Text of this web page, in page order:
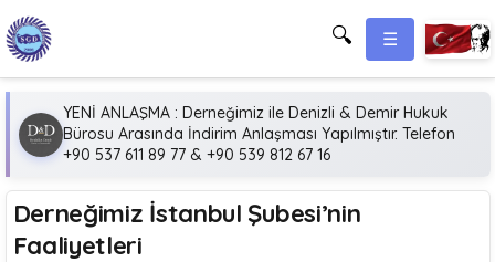
🔍 ☰
YENİ ANLAŞMA : Derneğimiz ile Denizli & Demir Hukuk
Bürosu Arasında İndirim Anlaşması Yapılmıştır. Telefon
+90 537 611 89 77 & +90 539 812 67 16
Derneğimiz İstanbul Şubesi’nin
Faaliyetleri